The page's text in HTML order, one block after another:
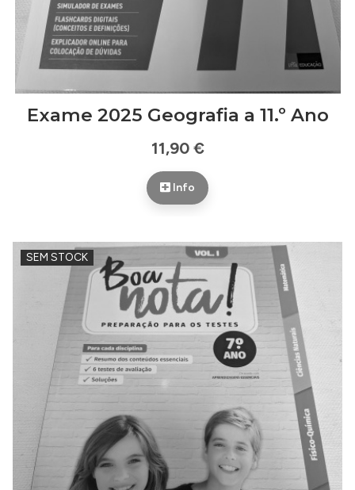
Exame 2025 Geografia a 11.º Ano
11,90 €
Info
SEM STOCK